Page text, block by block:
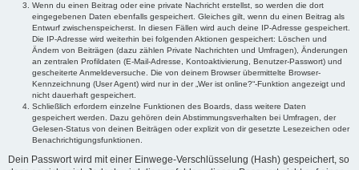
Wenn du einen Beitrag oder eine private Nachricht erstellst, so werden die dort
eingegebenen Daten ebenfalls gespeichert. Gleiches gilt, wenn du einen Beitrag als
Entwurf zwischenspeicherst. In diesen Fällen wird auch deine IP-Adresse gespeichert.
Die IP-Adresse wird weiterhin bei folgenden Aktionen gespeichert: Löschen und
Ändern von Beiträgen (dazu zählen Private Nachrichten und Umfragen), Änderungen
an zentralen Profildaten (E-Mail-Adresse, Kontoaktivierung, Benutzer-Passwort) und
gescheiterte Anmeldeversuche. Die von deinem Browser übermittelte Browser-
Kennzeichnung (User Agent) wird nur in der „Wer ist online?“-Funktion angezeigt und
nicht dauerhaft gespeichert.
Schließlich erfordern einzelne Funktionen des Boards, dass weitere Daten
gespeichert werden. Dazu gehören dein Abstimmungsverhalten bei Umfragen, der
Gelesen-Status von deinen Beiträgen oder explizit von dir gesetzte Lesezeichen oder
Benachrichtigungsfunktionen.
Dein Passwort wird mit einer Einwege-Verschlüsselung (Hash) gespeichert, so